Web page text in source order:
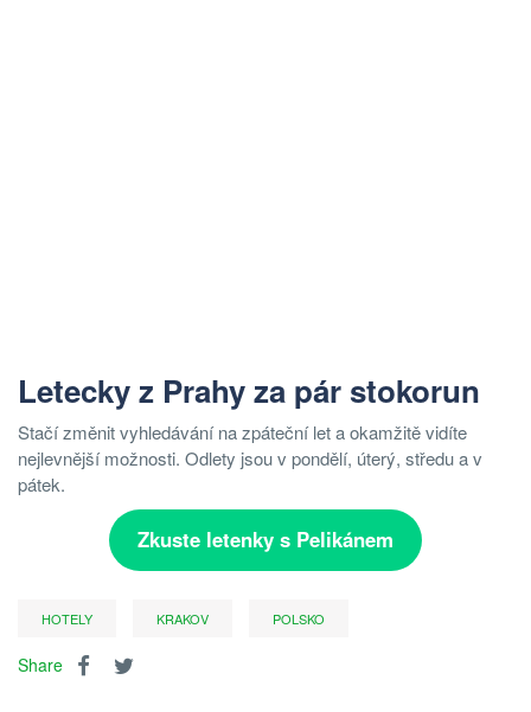
Letecky z Prahy za pár stokorun
Stačí změnit vyhledávání na zpáteční let a okamžitě vidíte
nejlevnější možnosti. Odlety jsou v pondělí, úterý, středu a v
pátek.
Zkuste letenky s Pelikánem
HOTELY KRAKOV POLSKO
Share